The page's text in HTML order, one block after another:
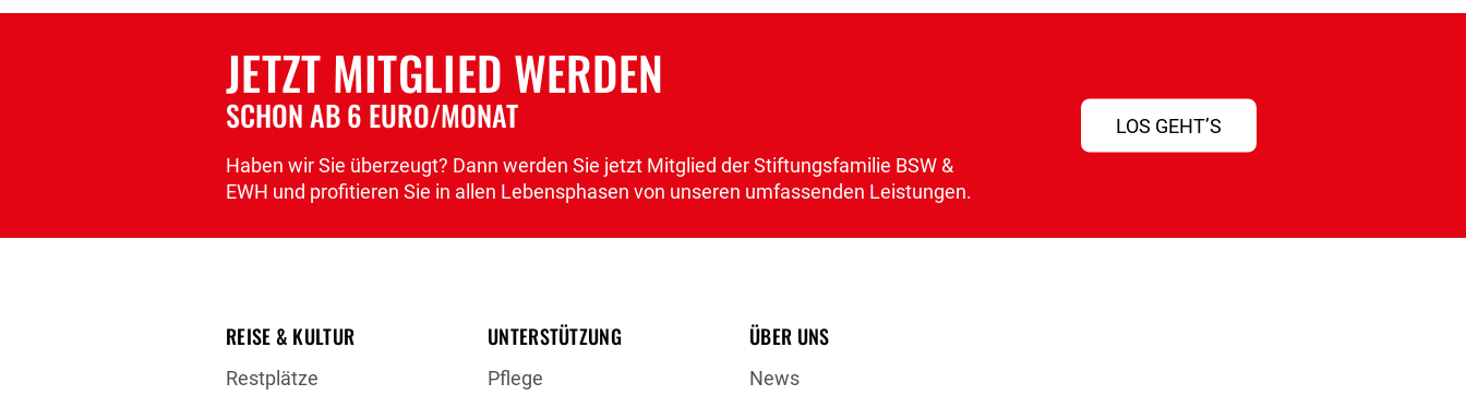
JETZT MITGLIED WERDEN
SCHON AB 6 EURO/MONAT
Haben wir Sie überzeugt? Dann werden Sie jetzt Mitglied der Stiftungsfamilie BSW &
EWH und profitieren Sie in allen Lebensphasen von unseren umfassenden Leistungen.
LOS GEHT’S
REISE & KULTUR
Restplätze
UNTERSTÜTZUNG
Pflege
ÜBER UNS
News